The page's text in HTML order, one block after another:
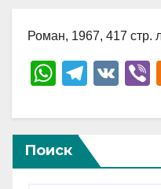
Роман, 1967, 417 стр.
W
at
s
A
T
e
gr
a
V
Поиск